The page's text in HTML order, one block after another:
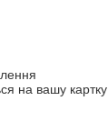
на вашу картку